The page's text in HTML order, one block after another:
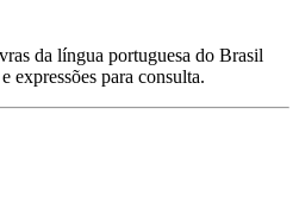
da língua portuguesa do Brasil
expressões para consulta.